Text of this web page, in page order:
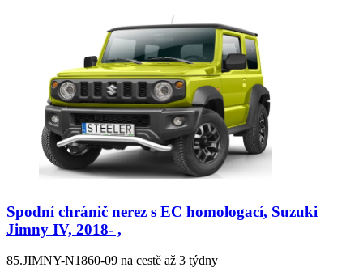
Spodní chránič nerez s EC homologací, Suzuki
Jimny IV, 2018- ,
85.JIMNY-N1860-09 na cestě až 3 týdny